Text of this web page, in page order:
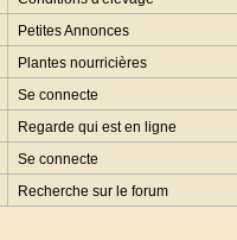
Petites Annonces
Plantes nourricières
Se connecte
Regarde qui est en ligne
Se connecte
Recherche sur le forum